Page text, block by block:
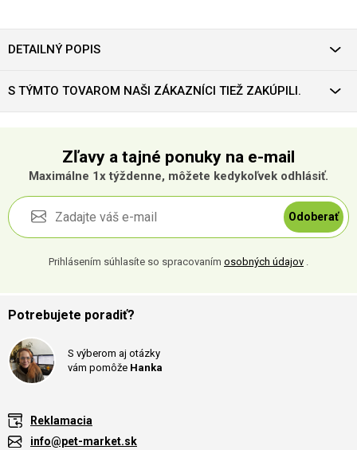
DETAILNÝ POPIS
S TÝMTO TOVAROM NAŠI ZÁKAZNÍCI TIEŽ ZAKÚPILI.
Zľavy a tajné ponuky na e-mail
Maximálne 1x týždenne, môžete kedykoľvek odhlásiť.
Odoberať
Prihlásením súhlasíte so spracovaním osobných údajov
Potrebujete poradiť?
S výberom aj otázky
vám pomôže Hanka
Reklamacia
info@pet-market.sk